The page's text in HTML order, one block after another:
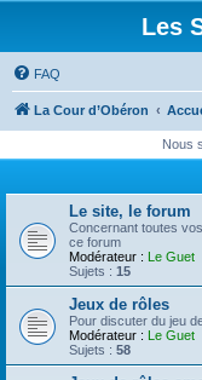
Les
FAQ
La Cour d’Obéron
Nous
Le site, le forum
Concernant toutes
ce forum
Modérateur : Le Guet
Sujets : 15
Jeux de rôles
Pour discuter du jeu
Modérateur : Le Guet
Sujets : 58